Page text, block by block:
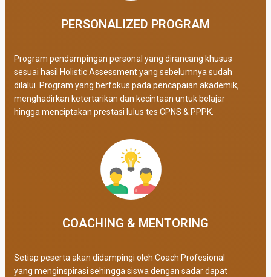
PERSONALIZED PROGRAM​
Program pendampingan personal yang dirancang khusus
sesuai hasil Holistic Assessment yang sebelumnya sudah
dilalui. Program yang berfokus pada pencapaian akademik,
menghadirkan ketertarikan dan kecintaan untuk belajar
hingga menciptakan prestasi lulus tes CPNS & PPPK.
COACHING & MENTORING
Setiap peserta akan didampingi oleh Coach Profesional
yang menginspirasi sehingga siswa dengan sadar dapat